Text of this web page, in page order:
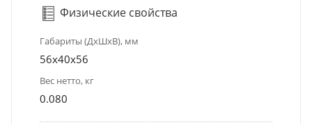
Физические свойства
Габариты (ДхШхВ), мм
56x40x56
Вес нетто, кг
0.080